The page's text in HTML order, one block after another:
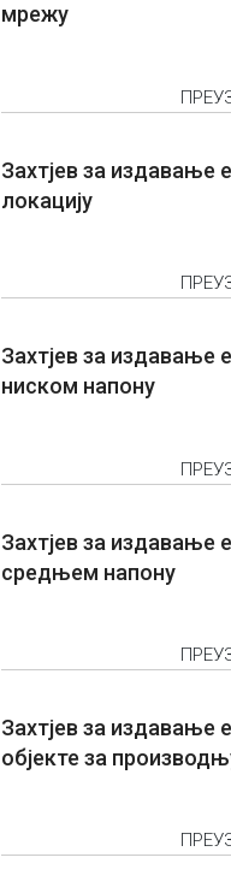
мрежу
Захтјев за издавање
локацију
Захтјев за издавање
ниском напону
Захтјев за издавање
средњем напону
Захтјев за издавање
објекте за